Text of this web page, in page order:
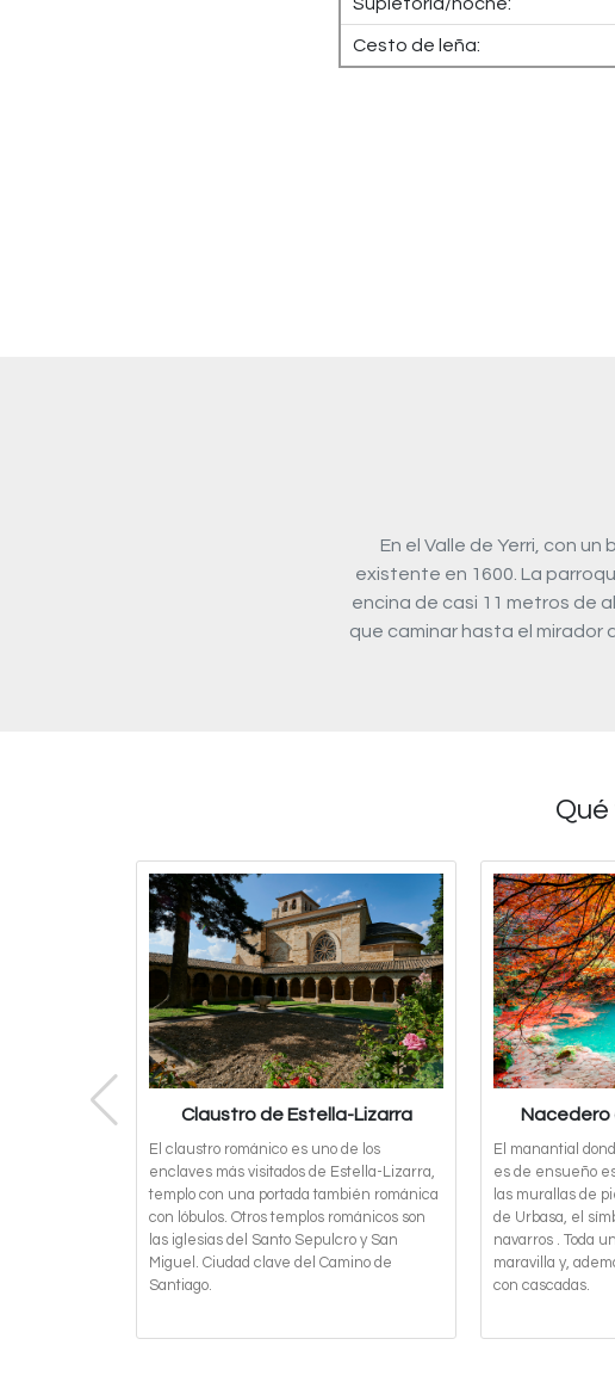
Cesto de leña:
En el Valle de Yerri, con
existente en 1600. La
encina de casi 11 metros de
que caminar hasta el mirador
Claustro de Estella-Lizarra
El claustro románico es uno de los
enclaves más visitados de Estella-Lizarra,
templo con una portada también románica
con lóbulos. Otros templos románicos son
las iglesias del Santo Sepulcro y San
Miguel. Ciudad clave del Camino de
Santiago.
Nacedero
El manantial
es de ensueño
las murallas de
de Urbasa, el
navarros . Toda
maravilla y,
con cascadas.